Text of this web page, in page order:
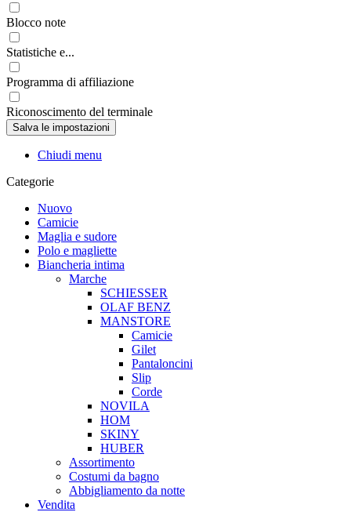
Blocco note
Statistiche e...
Programma di affiliazione
Riconoscimento del terminale
Chiudi menu
Categorie
Nuovo
Camicie
Maglia e sudore
Polo e magliette
Biancheria intima
Marche
SCHIESSER
OLAF BENZ
MANSTORE
Camicie
Gilet
Pantaloncini
Slip
Corde
NOVILA
HOM
SKINY
HUBER
Assortimento
Costumi da bagno
Abbigliamento da notte
Vendita